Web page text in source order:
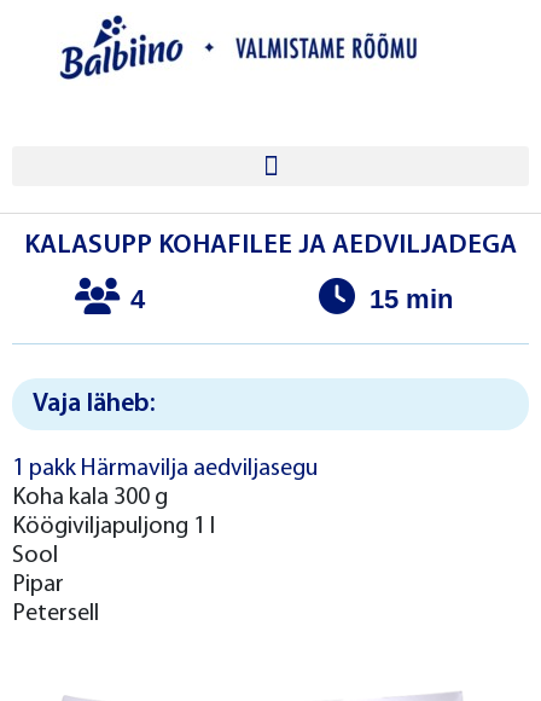
KALASUPP KOHAFILEE JA AEDVILJADEGA
4 15 min
Vaja läheb:
1 pakk Härmavilja aedviljasegu
Koha kala 300 g
Köögiviljapuljong 1 l
Sool
Pipar
Petersell